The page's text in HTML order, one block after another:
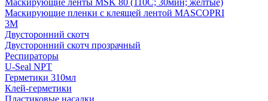
Маскирующие ленты MSK 80 (110С; 30мин; желтые)
Маскирующие пленки с клеящей лентой MASCOPRI
3M
Двусторонний скотч
Двусторонний скотч прозрачный
Респираторы
U-Seal NPT
Герметики 310мл
Клей-герметики
Пластиковые насадки